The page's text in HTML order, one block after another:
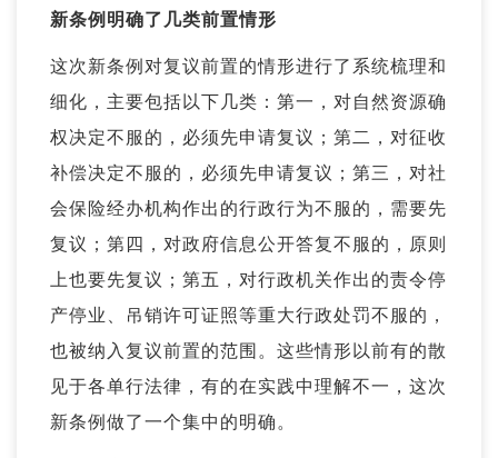
新条例明确了几类前置情形
这次新条例对复议前置的情形进行了系统梳理和
细化，主要包括以下几类：第一，对自然资源确
权决定不服的，必须先申请复议；第二，对征收
补偿决定不服的，必须先申请复议；第三，对社
会保险经办机构作出的行政行为不服的，需要先
复议；第四，对政府信息公开答复不服的，原则
上也要先复议；第五，对行政机关作出的责令停
产停业、吊销许可证照等重大行政处罚不服的，
也被纳入复议前置的范围。这些情形以前有的散
见于各单行法律，有的在实践中理解不一，这次
新条例做了一个集中的明确。